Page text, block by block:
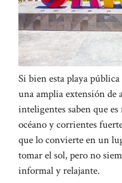
Si bien esta playa
una amplia extensión de
inteligentes saben que es
océano y corrientes
que lo convierte en un
tomar el sol, pero no
informal y relajante.